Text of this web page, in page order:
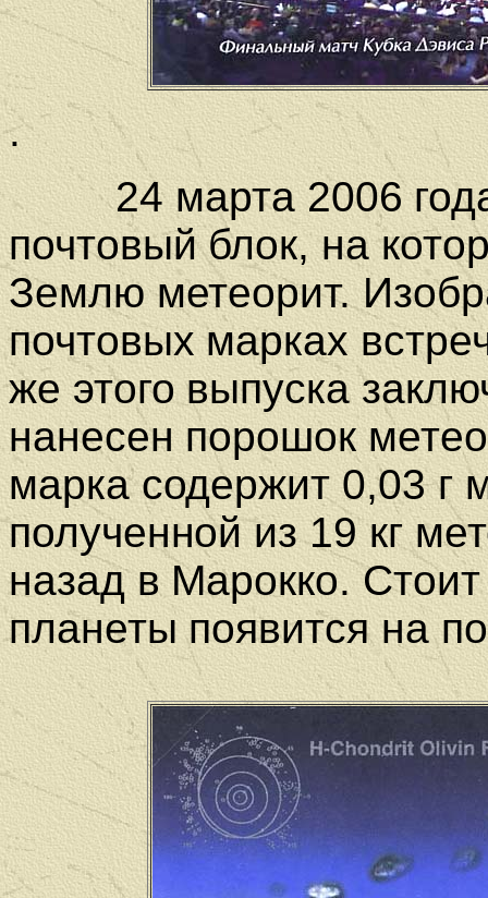
.
24 марта 2006 года
почтовый блок, на
Землю метеорит.
почтовых марках
же этого выпуска
нанесен порошок
марка содержит 0,03 г
полученной из 19 кг
назад в Марокко. Стоит
планеты появится на